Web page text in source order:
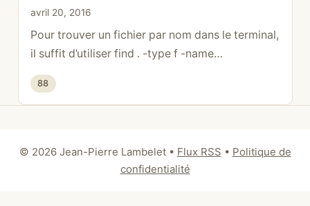
avril 20, 2016
Pour trouver un fichier par nom dans le terminal,
il suffit d’utiliser find . -type f -name
« nameFile »
Catégories
88
© 2026 Jean-Pierre Lambelet• Flux RSS • Politique de
confidentialité